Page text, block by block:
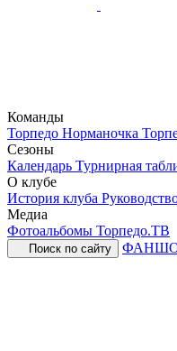
Команды
Торпедо Норманочка
Сезоны
Календарь Турнирная
О клубе
История клуба
Медиа
Фотоальбомы Торпедо.ТВ
Поиск по сайту